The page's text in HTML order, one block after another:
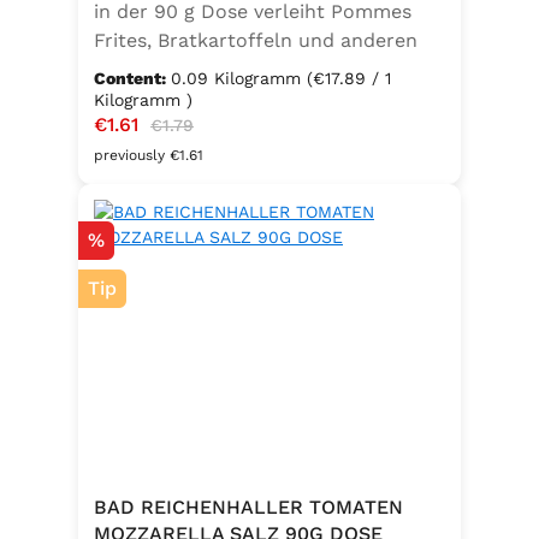
in der 90 g Dose verleiht Pommes
Frites, Bratkartoffeln und anderen
Kartoffelspezialitäten den perfekten
Geschmack – ganz ohne
Geschmacksverstärker. Die feine
Mischung ist vegan, glutenfrei und
bewusste Ernährung und
unkomplizierte Würzung in der
Küche oder unterwegs.
Zutaten:Siedesalz, 19,2 % Kräuter
Content: 0.09 Kilogramm (€17.89 / 1
Kilogramm )
Sale price:
€1.61 Regular price:
€1.79
previously €1.61
Discount
%
Tip
BAD REICHENHALLER TOMATEN
MOZZARELLA SALZ 90G DOSE